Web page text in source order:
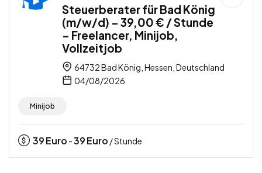
Steuerberater für Bad König
(m/w/d) – 39,00 € / Stunde
– Freelancer, Minijob,
Vollzeitjob
64732 Bad König, Hessen, Deutschland
04/08/2026
Minijob
39Euro -39Euro / Stunde